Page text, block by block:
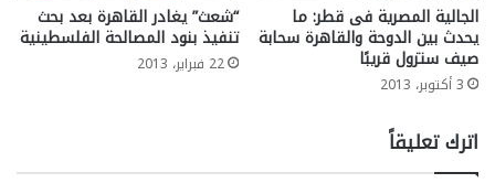
الجالية المصرية فى قطر: ما
يحدث بين الدوحة والقاهرة سحابة
صيف ستزول قريبًا
3 أكتوبر، 2013
“شعث” يغادر القاهرة بعد بحث
تنفيذ بنود المصالحة الفلسطينية
22 فبراير، 2013
اترك تعليقاً